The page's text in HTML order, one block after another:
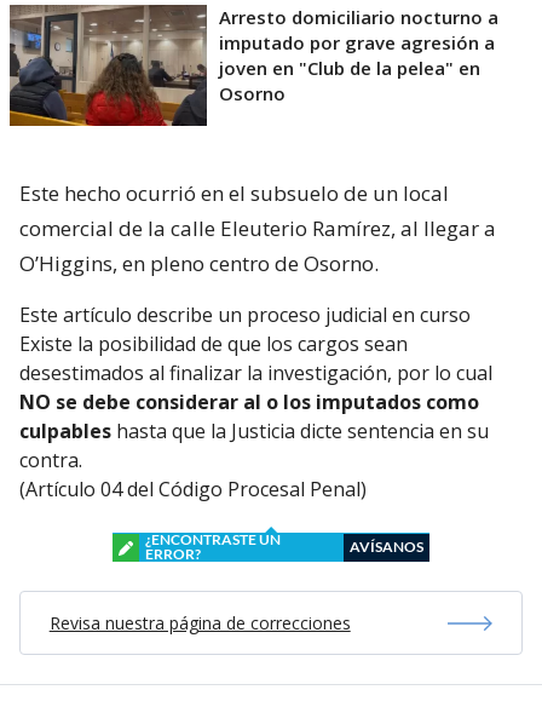
Arresto domiciliario nocturno a
imputado por grave agresión a
joven en "Club de la pelea" en
Osorno
Este hecho ocurrió en el subsuelo de un local
comercial de la calle Eleuterio Ramírez, al llegar a
O’Higgins, en pleno centro de Osorno.
Este artículo describe un proceso judicial en curso
Existe la posibilidad de que los cargos sean
desestimados al finalizar la investigación, por lo cual
NO se debe considerar al o los imputados como
culpables hasta que la Justicia dicte sentencia en su
contra.
(Artículo 04 del Código Procesal Penal)
¿ENCONTRASTE UN
ERROR?
AVÍSANOS
Revisa nuestra página de correcciones